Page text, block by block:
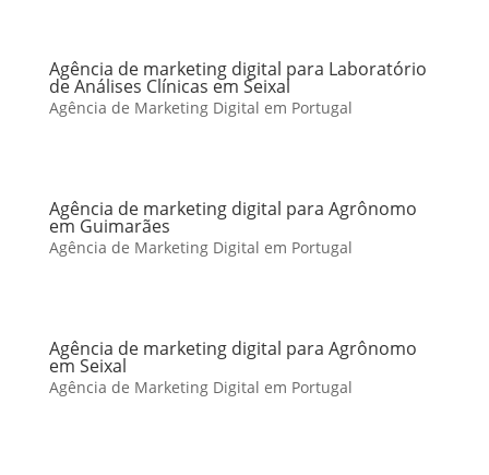
Agência de marketing digital para Laboratório
de Análises Clínicas em Seixal
Agência de Marketing Digital em Portugal
Agência de marketing digital para Agrônomo
em Guimarães
Agência de Marketing Digital em Portugal
Agência de marketing digital para Agrônomo
em Seixal
Agência de Marketing Digital em Portugal